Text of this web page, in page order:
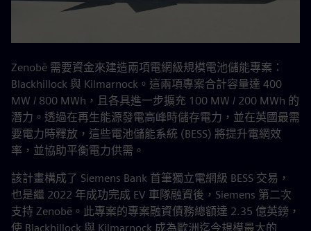
Zenobē 需要資金來建造兩項電網級規模電池儲能專案：
Blackhillock 與 Kilmarnock。這兩項專案合計容量達 400
MW / 800 MWh，且各具進一步擴充 100 MW / 200 MWh 的
潛力。透過在再生能源發電高峰時儲存電力，並在英國最需
要電力時釋放，這些電池儲能系統 (BESS) 將提升電網效
率，並協助平衡電力供需。
該計畫構成了 Siemens Bank 首筆獨立電網級 BESS 交易，
也是繼 2022 年成功完成 EV 車隊融資後，Siemens 第二次
支持 Zenobē。此專案的專案融資債務總額達 2.35 億英鎊，
使 Blackhillock 與 Kilmarnock 成為歐洲迄今規模最大的